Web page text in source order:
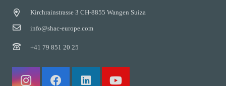
Kirchrainstrasse 3 CH-8855 Wangen Suiza
info@shac-europe.com
+41 79 851 20 25